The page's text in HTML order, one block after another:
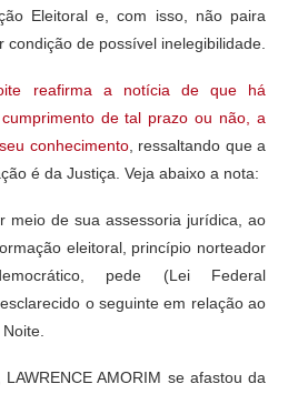
Eleitoral e, com isso, não paira
condição de possível inelegibilidade.
reafirma a notícia de que há
de tal prazo ou não, a
conhecimento, ressaltando que a
é da Justiça. Veja abaixo a nota:
meio de sua assessoria jurídica, ao
eleitoral, princípio norteador
pede (Lei Federal
o seguinte em relação ao
AMORIM se afastou da